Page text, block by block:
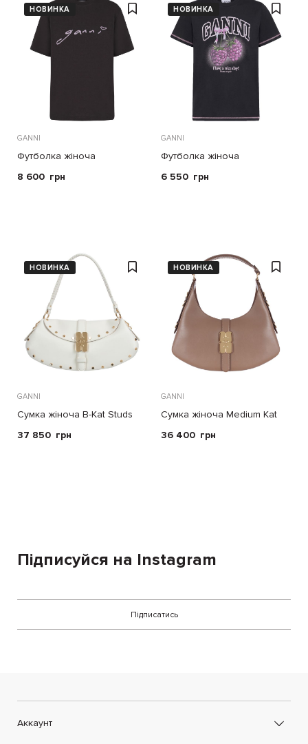
НОВИНКА
GANNI
Футболка жіноча
8 600 грн
НОВИНКА
GANNI
Футболка жіноча
6 550 грн
НОВИНКА
GANNI
Сумка жіноча B-Kat Studs
37 850 грн
НОВИНКА
GANNI
Сумка жіноча Medium Kat
36 400 грн
Підписуйся на Instagram
Підписатись
Аккаунт